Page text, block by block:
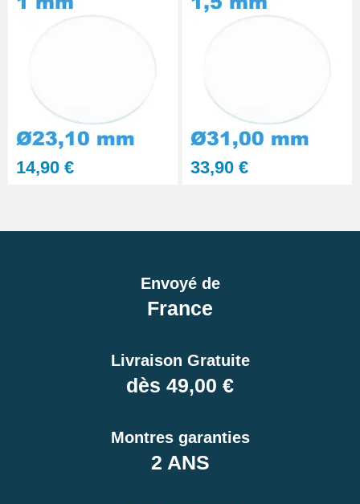
14,90 € 33,90 €
Envoyé de
France
Livraison Gratuite
dès 49,00 €
Montres garanties
2 ANS